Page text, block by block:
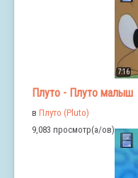
7:16
Плуто - Плуто малыш
в Плуто (Pluto)
9,083 просмотр(а/ов)